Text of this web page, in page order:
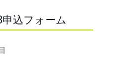
申込フォーム